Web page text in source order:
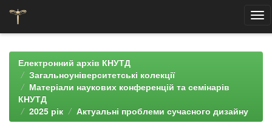
navigationЕлектронний архів КНУТД
Загальноуніверситетські колекції
Матеріали наукових конференцій та семінарів
КНУТД
2025 рік
Актуальні проблеми сучасного дизайну